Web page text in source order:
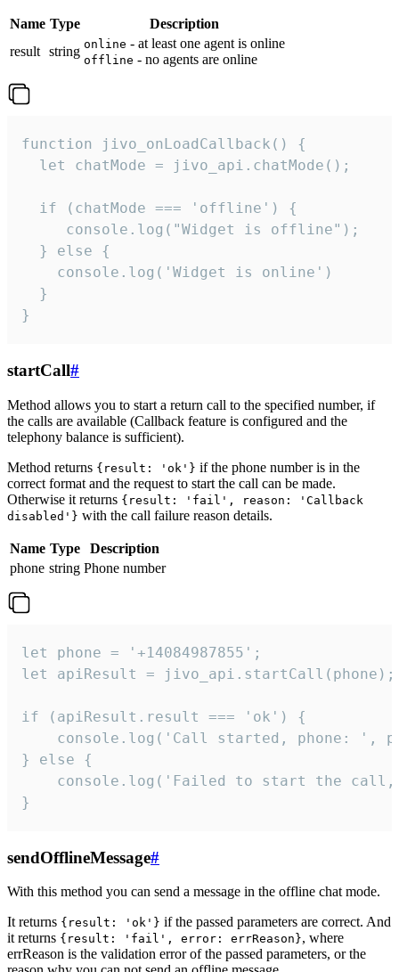
Name Type
Description
result string online - at least one agent is online
offline - no agents are online
function jivo_onLoadCallback() {
  let chatMode = jivo_api.chatMode();
  if (chatMode === 'offline') {
     console.log("Widget is offline");
  } else {
    console.log('Widget is online')
  }
}
startCall#
Method allows you to start a return call to the specified number, if
the calls are available (Callback feature is configured and the
telephony balance is sufficient).
Method returns {result: 'ok'} if the phone number is in the
correct format and the request to start the call can be made.
Otherwise it returns {result: 'fail', reason: 'Callback
disabled'} with the call failure reason details.
Name Type
Description
phone string Phone number
let phone = '+14084987855';
let apiResult = jivo_api.startCall(phone);
if (apiResult.result === 'ok') {
console.log('Call started, phone: ',
} else {
console.log('Failed to start the
}
sendOfflineMessage#
With this method you can send a message in the offline chat mode.
It returns {result: 'ok'} if the passed parameters are correct. And
it returns {result: 'fail', error: errReason}, where
errReason is the validation error of the passed parameters, or the